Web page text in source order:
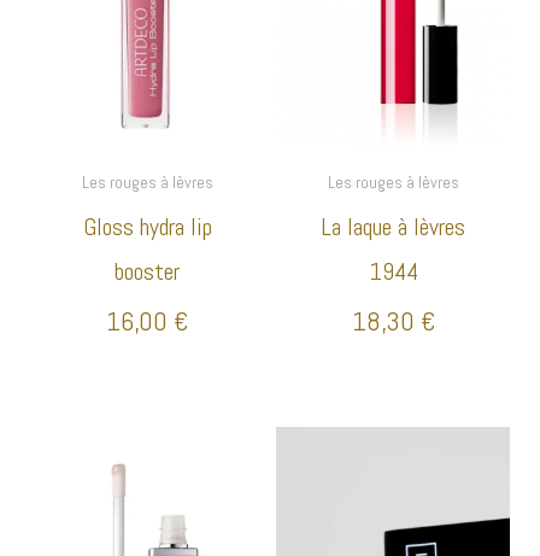
Les rouges à lèvres
Gloss hydra lip
booster
16,00 €
Les rouges à lèvres
La laque à lèvres
1944
18,30 €